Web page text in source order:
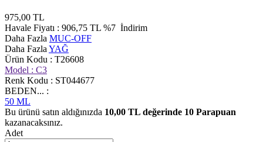
975,00 TL
Havale Fiyatı : 906,75 TL %7 İndirim
Daha Fazla MUC-OFF
Daha Fazla YAĞ
Ürün Kodu : T26608
Model : C3
Renk Kodu : ST044677
BEDEN... :
50 ML
Bu ürünü satın aldığınızda 10,00 TL değerinde 10 Parapuan
kazanacaksınız.
Adet